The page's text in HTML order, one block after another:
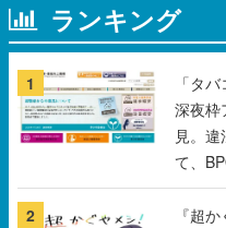
ランキング
1
「タ
深夜枠
見。
て、
2
『超